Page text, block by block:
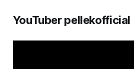
YouTuber pellekofficial